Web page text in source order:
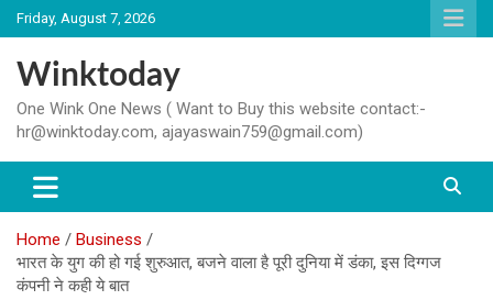
Skip
to
content
Friday, August 7, 2026
Winktoday
One Wink One News ( Want to Buy this website contact:-
hr@winktoday.com, ajayaswain759@gmail.com)
Home
Business
भारत के युग की हो गई शुरुआत, बजने वाला है पूरी दुनिया में डंका, इस दिग्गज
कंपनी ने कही ये बात